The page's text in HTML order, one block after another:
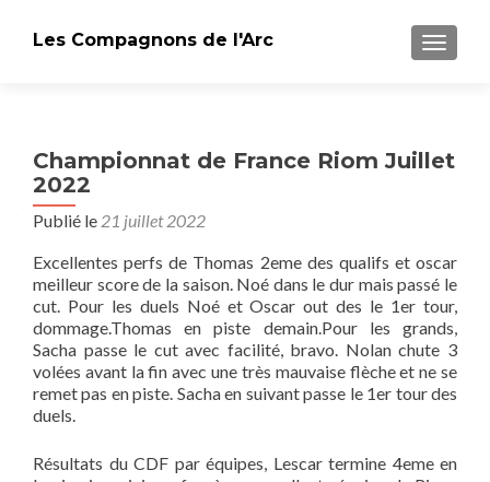
Les Compagnons de l'Arc
Championnat de France Riom Juillet
2022
Publié le 21 juillet 2022
Excellentes perfs de Thomas 2eme des qualifs et oscar
meilleur score de la saison. Noé dans le dur mais passé le
cut. Pour les duels Noé et Oscar out des le 1er tour,
dommage.Thomas en piste demain.Pour les grands,
Sacha passe le cut avec facilité, bravo. Nolan chute 3
volées avant la fin avec une très mauvaise flèche et ne se
remet pas en piste. Sacha en suivant passe le 1er tour des
duels.
Résultats du CDF par équipes, Lescar termine 4eme en